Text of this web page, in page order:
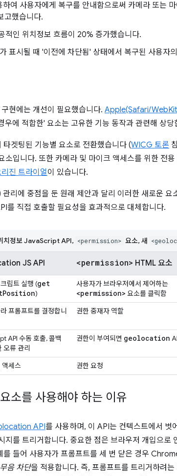
여 사용자에게 복구를 안내함으로써 카메라 또는
고했습니다.
적인 위치정보 흐름이 20% 증가했습니다.
표시될 때 '이전에 차단됨' 상태에서 복구된 사용자
현에는 개선이 필요했습니다. Apple(Safari/
우에 적합한' 요소는 고유한 기능 동작과 관련해 상
겟팅된 기능별 요소로 전환했습니다 (WICG 토론
소입니다. 또한 카메라 및 마이크 액세스를 위한 전용
리진 트라이얼이 있습니다.
리에 중점을 둔 원래 제안과 달리 이러한 새로운
를 직접 호출할 필요성을 효과적으로 대체합니다.
치정보 JavaScript API, <permission> 요소, 새
JS API <permission> HTML 요소
립트 실행 (get
Position)
사용자가 브라우저에서 제어하는
<permission> 요소를 클릭함
프롬프트를 결정합니
권한 중재자 역할
API 수동 호출, 콜백
오류 관리
권한이 부여되면 geolocation
액세스 권한 요청
요소를 사용해야 하는 이유
API를 사용하며, 이 API는 컨텍스트에서 벗
지를 트리거합니다. 중요한 점은 브라우저 개입으로
를 들어 사용자가 프롬프트를 세 번 닫은 경우
무음 차단을 적용합니다. 즉, 프롬프트를 트리거하려